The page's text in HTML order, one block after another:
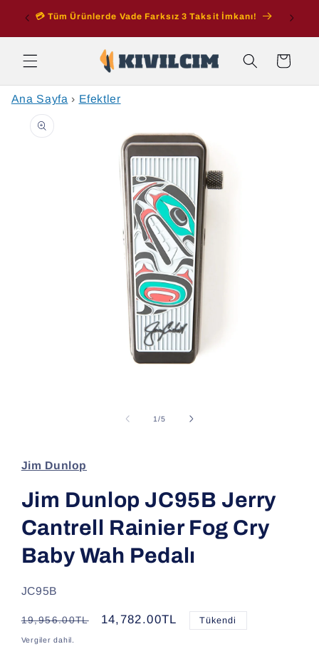
İçeriğe
atla
💳 Tüm Ürünlerde Vade Farksız 3 Taksit İmkanı!
Sepet
Ana Sayfa › Efektler
Ürün
bilgisine
atla
1//5
Jim Dunlop
Jim Dunlop JC95B Jerry
Cantrell Rainier Fog Cry
Baby Wah Pedalı
SKU:
JC95B
Normal
fiyat
19,956.00TL
İndirimli
14,782.00TL Tükendi
Vergiler dahil.